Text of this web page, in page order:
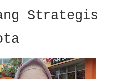
Strategis